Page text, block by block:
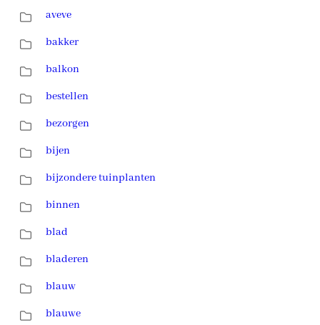
aveve
bakker
balkon
bestellen
bezorgen
bijen
bijzondere tuinplanten
binnen
blad
bladeren
blauw
blauwe